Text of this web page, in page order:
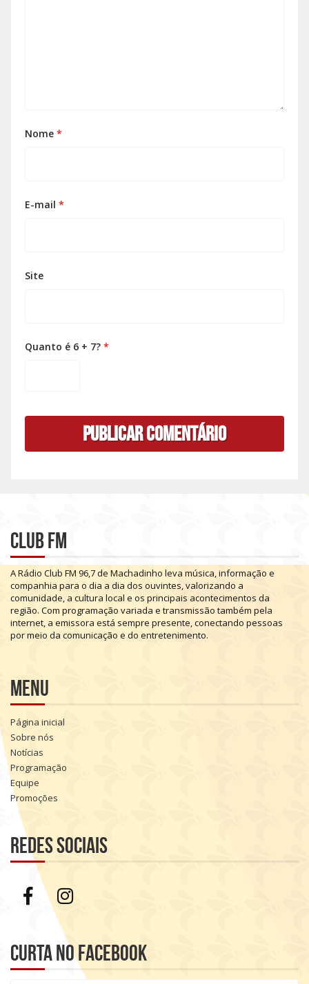
Nome *
E-mail *
Site
Quanto é 6 + 7? *
Club FM
ARádio Club FM 96,7de Machadinho leva música,informação e
companhia para o dia a dia dos ouvintes,valorizando a
comunidade, a cultura local e os principais acontecimentos da
região. Com programação variada e transmissão também pela
internet, a emissora está sempre presente,conectando pessoas
pormeio da comunicação e do entretenimento.
Menu
Página inicial
Sobre nós
Notícias
Programação
Equipe
Promoções
Redes sociais
Curta no Facebook